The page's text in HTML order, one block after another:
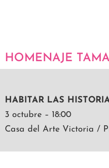
HOMENAJE
HABITAR LAS
3 octubre – 18:00
Casa del Arte Victoria /